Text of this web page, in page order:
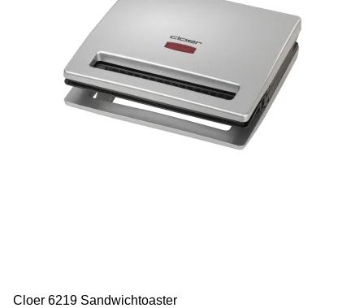
Cloer 6219 Sandwichtoaster